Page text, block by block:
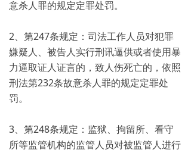
意杀人罪的规定定罪处罚。
2、第247条规定：司法工作人员对犯罪
嫌疑人、被告人实行刑讯逼供或者使用暴
力逼取证人证言的，致人伤死亡的，依照
刑法第232条故意杀人罪的规定定罪处
罚。
3、第248条规定：监狱、拘留所、看守
所等监管机构的监管人员对被监管人进行